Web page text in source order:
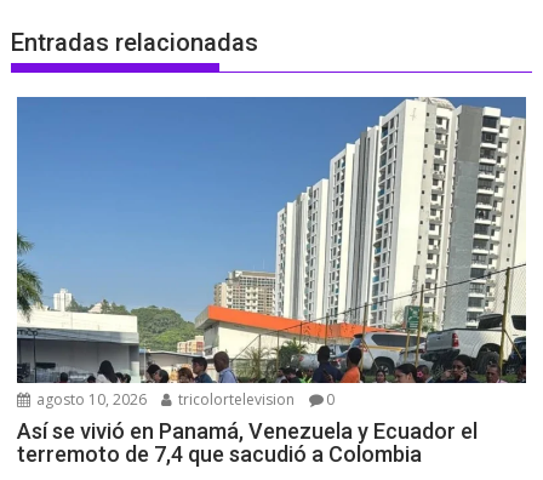
Entradas relacionadas
agosto 10, 2026 tricolortelevision 0
Así se vivió en Panamá, Venezuela y Ecuador el
terremoto de 7,4 que sacudió a Colombia